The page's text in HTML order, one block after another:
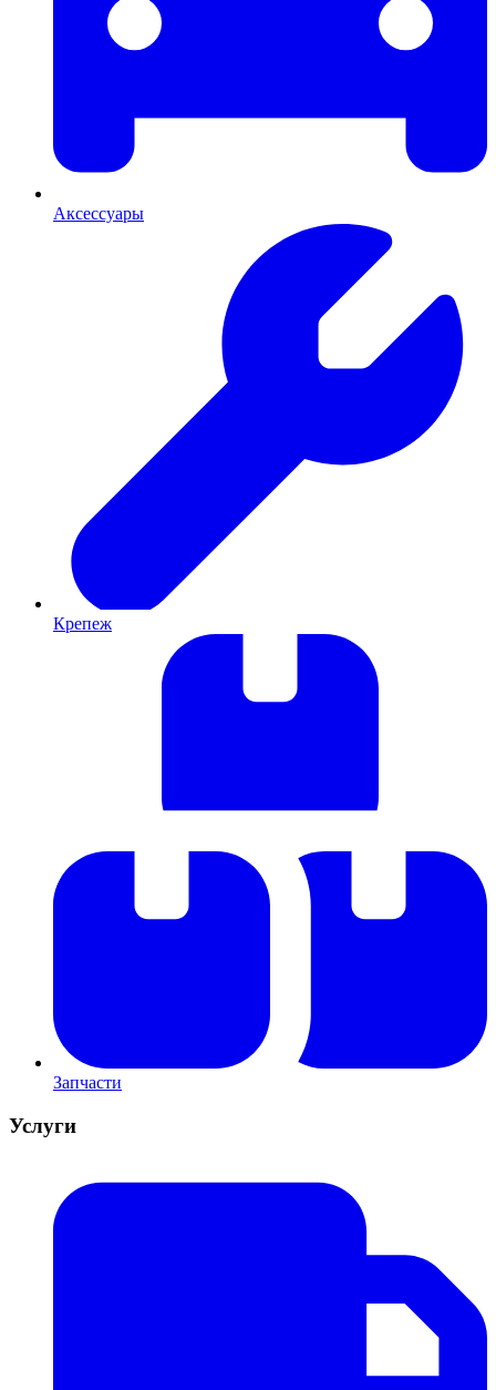
Аксессуары
Крепеж
Запчасти
Услуги